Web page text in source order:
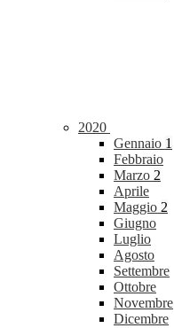
2020
Gennaio 1
Febbraio
Marzo 2
Aprile
Maggio 2
Giugno
Luglio
Agosto
Settembre
Ottobre
Novembre
Dicembre